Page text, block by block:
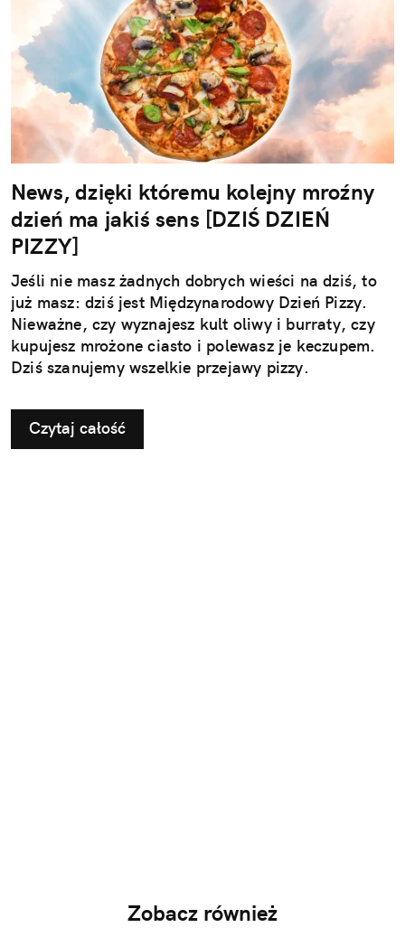
News, dzięki któremu kolejny mroźny
dzień ma jakiś sens [DZIŚ DZIEŃ
PIZZY]
Jeśli nie masz żadnych dobrych wieści na dziś, to
już masz: dziś jest Międzynarodowy Dzień Pizzy.
Nieważne, czy wyznajesz kult oliwy i burraty, czy
kupujesz mrożone ciasto i polewasz je keczupem.
Dziś szanujemy wszelkie przejawy pizzy.
Czytaj całość
Zobacz również